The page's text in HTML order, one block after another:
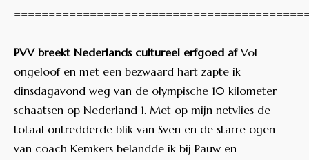
PVV breekt Nederlands cultureel erfgoed afVol
ongeloof en met een bezwaard hart zapte ik
dinsdagavond weg van de olympische 10 kilometer
schaatsen op Nederland 1. Met op mijn netvlies de
totaal ontredderde blik van Sven en de starre ogen
van coach Kemkers belandde ik bij Pauw en